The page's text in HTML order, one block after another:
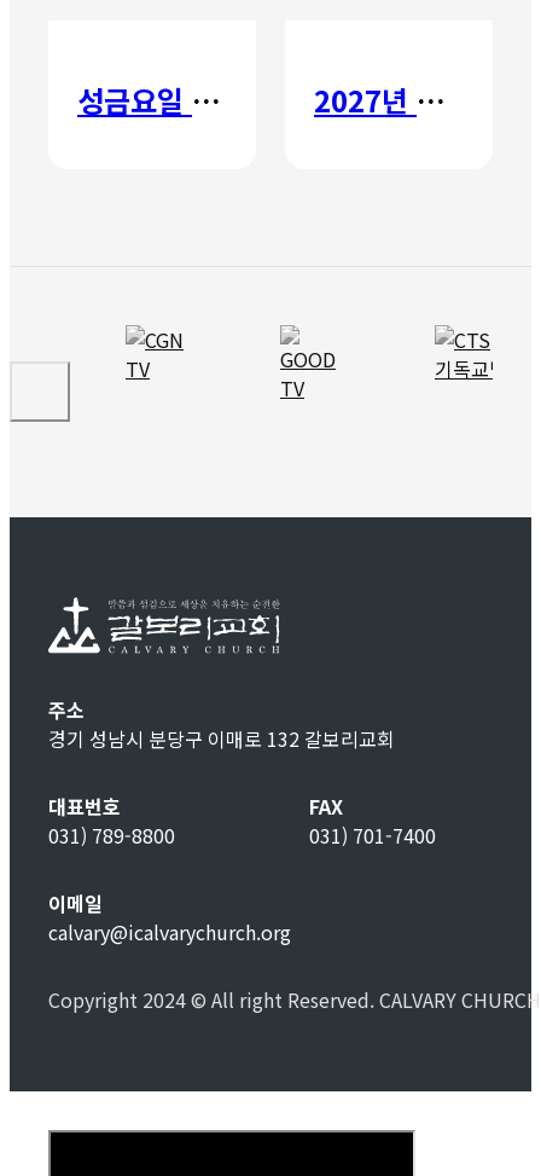
성금요일 칸타타 2027년 갈보리 어학원 유치부 신입생 모집
주소
경기 성남시 분당구 이매로 132 갈보리교회
대표번호
031) 789-8800
FAX
031) 701-7400
이메일
calvary@icalvarychurch.org
Copyright 2024 © All right Reserved. CALVARY CHURCH